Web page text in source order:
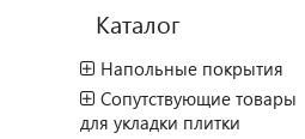
Каталог
Напольные покрытия
Сопутствующие товары
для укладки плитки